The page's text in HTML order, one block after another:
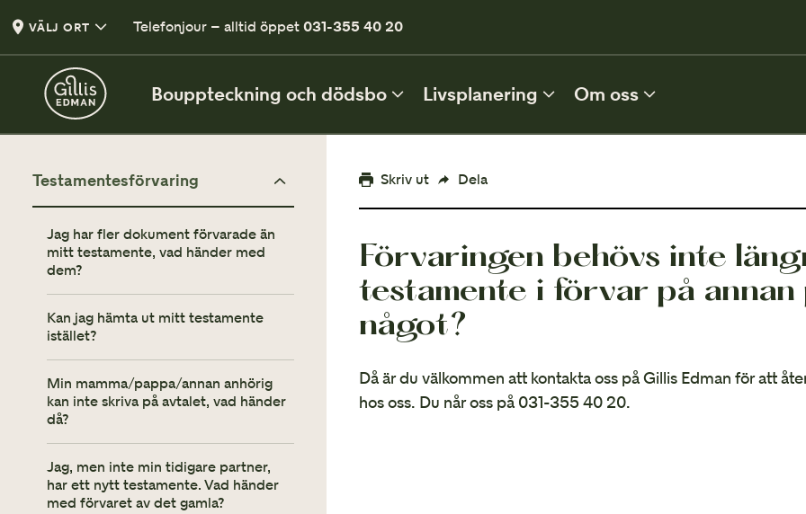
VÄLJ ORT Telefonjour – alltid öppet031-355 40 20
Bouppteckning och dödsbo Livsplanering Om oss
VÅRA TJÄNSTER
Bouppteckning
Samanställning av den avlidnes tillgångar
Arvskifte och bodelning
MER INFORMATION
Testamentesförvaring
Jag har fler dokument förvarade än
mitt testamente, vad händer med
dem?
Kan jag hämta ut mitt testamente
istället?
Min mamma/pappa/annan anhörig
kan inte skriva på avtalet, vad händer
då?
Jag, men inte min tidigare partner,
har ett nytt testamente. Vad händer
med förvaret av det gamla?
Skriv ut Dela
Förvaringen behövs inte
testamente i förvar på
något?
Då är du välkommen att kontakta oss på Gillis Edman för att
hos oss. Du når oss på 031-355 40 20.